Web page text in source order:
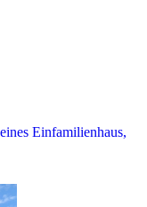
Einfamilienhaus,